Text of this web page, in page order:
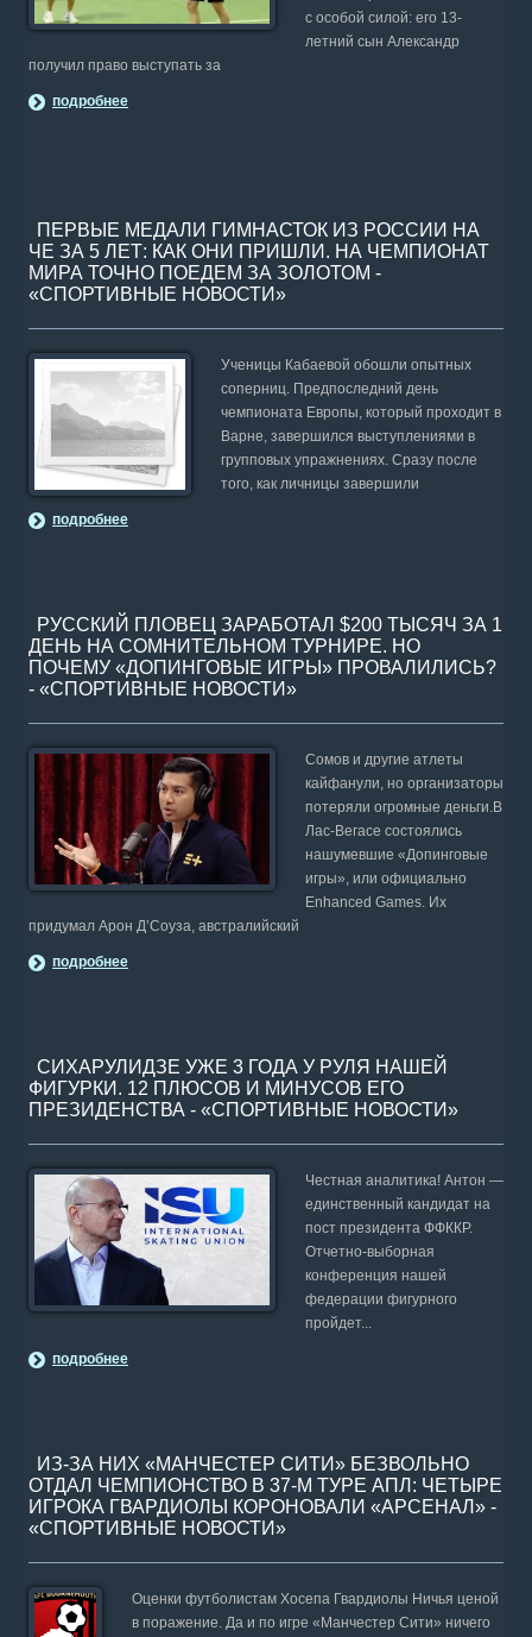
с особой силой: его 13-
летний сын Александр
получил право выступать за
подробнее
ПЕРВЫЕ МЕДАЛИ ГИМНАСТОК ИЗ РОССИИ НА
ЧЕ ЗА 5 ЛЕТ: КАК ОНИ ПРИШЛИ. НА ЧЕМПИОНАТ
МИРА ТОЧНО ПОЕДЕМ ЗА ЗОЛОТОМ -
«СПОРТИВНЫЕ НОВОСТИ»
Ученицы Кабаевой обошли опытных
соперниц. Предпоследний день
чемпионата Европы, который проходит в
Варне, завершился выступлениями в
групповых упражнениях. Сразу после
того, как личницы завершили
подробнее
РУССКИЙ ПЛОВЕЦ ЗАРАБОТАЛ $200 ТЫСЯЧ ЗА 1
ДЕНЬ НА СОМНИТЕЛЬНОМ ТУРНИРЕ. НО
ПОЧЕМУ «ДОПИНГОВЫЕ ИГРЫ» ПРОВАЛИЛИСЬ?
- «СПОРТИВНЫЕ НОВОСТИ»
Сомов и другие атлеты
кайфанули, но организаторы
потеряли огромные деньги.В
Лас-Вегасе состоялись
нашумевшие «Допинговые
игры», или официально
Enhanced Games. Их
придумал Арон Д’Соуза, австралийский
подробнее
СИХАРУЛИДЗЕ УЖЕ 3 ГОДА У РУЛЯ НАШЕЙ
ФИГУРКИ. 12 ПЛЮСОВ И МИНУСОВ ЕГО
ПРЕЗИДЕНСТВА - «СПОРТИВНЫЕ НОВОСТИ»
Честная аналитика! Антон —
единственный кандидат на
пост президента ФФККР.
Отчетно-выборная
конференция нашей
федерации фигурного
пройдет...
подробнее
ИЗ-ЗА НИХ «МАНЧЕСТЕР СИТИ» БЕЗВОЛЬНО
ОТДАЛ ЧЕМПИОНСТВО В 37-М ТУРЕ АПЛ: ЧЕТЫРЕ
ИГРОКА ГВАРДИОЛЫ КОРОНОВАЛИ «АРСЕНАЛ» -
«СПОРТИВНЫЕ НОВОСТИ»
Оценки футболистам Хосепа Гвардиолы Ничья ценой
в поражение. Да и по игре «Манчестер Сити» ничего